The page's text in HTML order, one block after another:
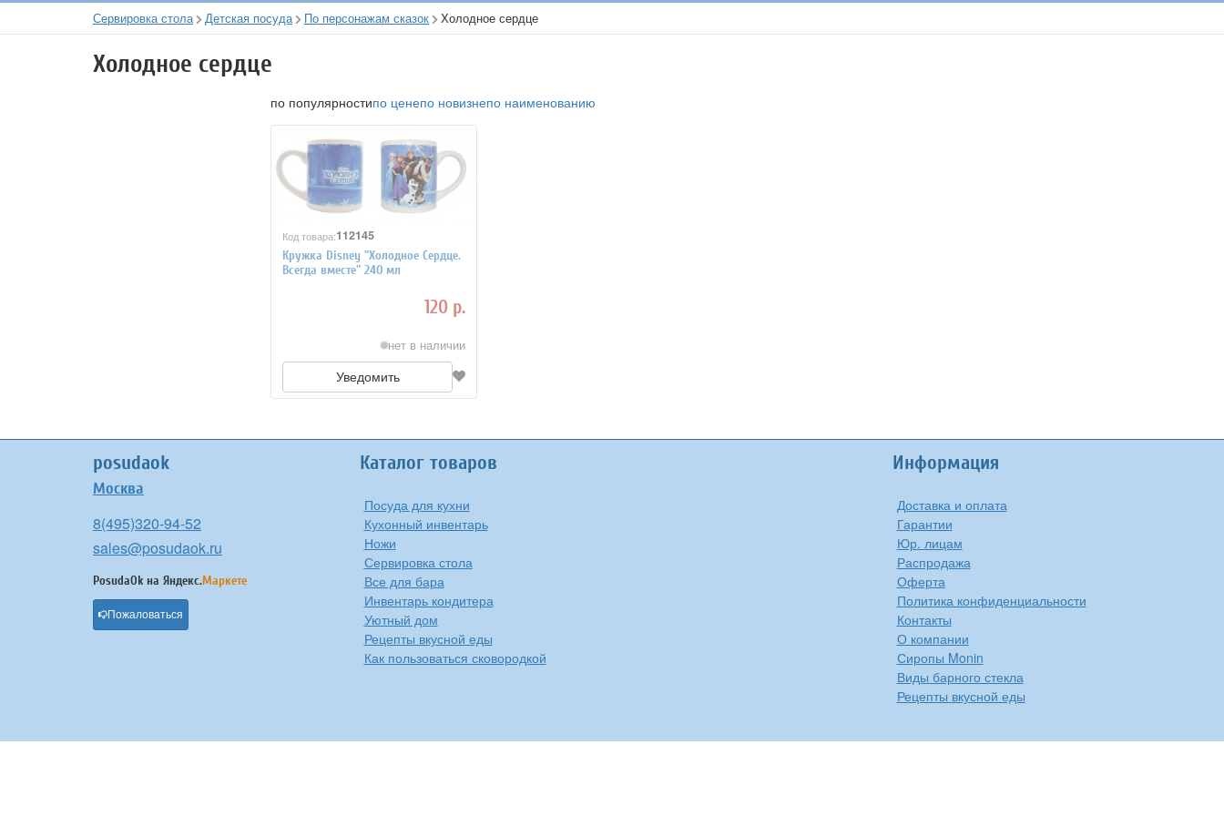
Сервировка стола Детская посуда По персонажам сказок Холодное сердце
Холодное сердце
по популярностипо ценепо новизнепо наименованию
Код товара:112145
Кружка Disney "Холодное Сердце.
Всегда вместе" 240 мл
120 р.
нет в наличии
Уведомить
posudaok
Москва
8(495)320-94-52
sales@posudaok.ru
PosudaOk на Яндекс.Маркете
Пожаловаться
Каталог товаров
Посуда для кухни
Кухонный инвентарь
Ножи
Сервировка стола
Все для бара
Инвентарь кондитера
Уютный дом
Рецепты вкусной еды
Как пользоваться сковородкой
Информация
Доставка и оплата
Гарантии
Юр. лицам
Распродажа
Оферта
Политика конфиденциальности
Контакты
О компании
Сиропы Monin
Виды барного стекла
Рецепты вкусной еды